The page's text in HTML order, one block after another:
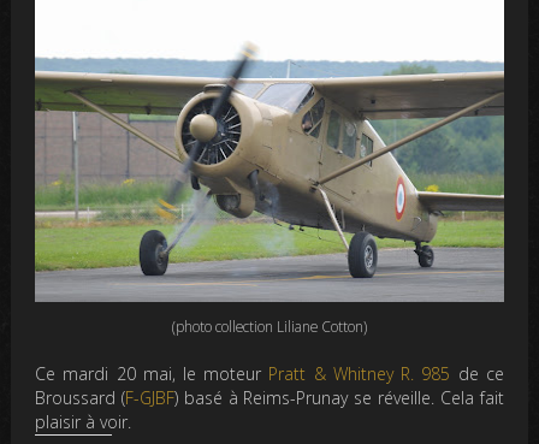
(photo collection Liliane Cotton)
Ce mardi 20 mai, le moteur Pratt & Whitney R. 985 de ce
Broussard (F-GJBF) basé à Reims-Prunay se réveille. Cela fait
plaisir à voir.